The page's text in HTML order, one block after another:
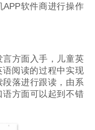
软件商进行操作
方面入手，儿童英
阅读的过程中实现
落进行跟读，由系
方面可以起到不错